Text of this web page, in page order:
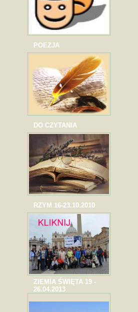
POEZJA
DO CZYTANIA
RZYM 16-23.10.2010
ZIEMIA ŚWIĘTA 19 -
26.04.2013